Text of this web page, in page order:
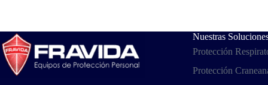
Nuestras
Protección
Protección